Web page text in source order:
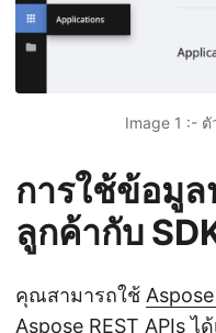
Image 1 :-
การใช้ข้อมูล
ลูกค้ากับ
คุณสามารถใช้
Aspose REST APIs ไ